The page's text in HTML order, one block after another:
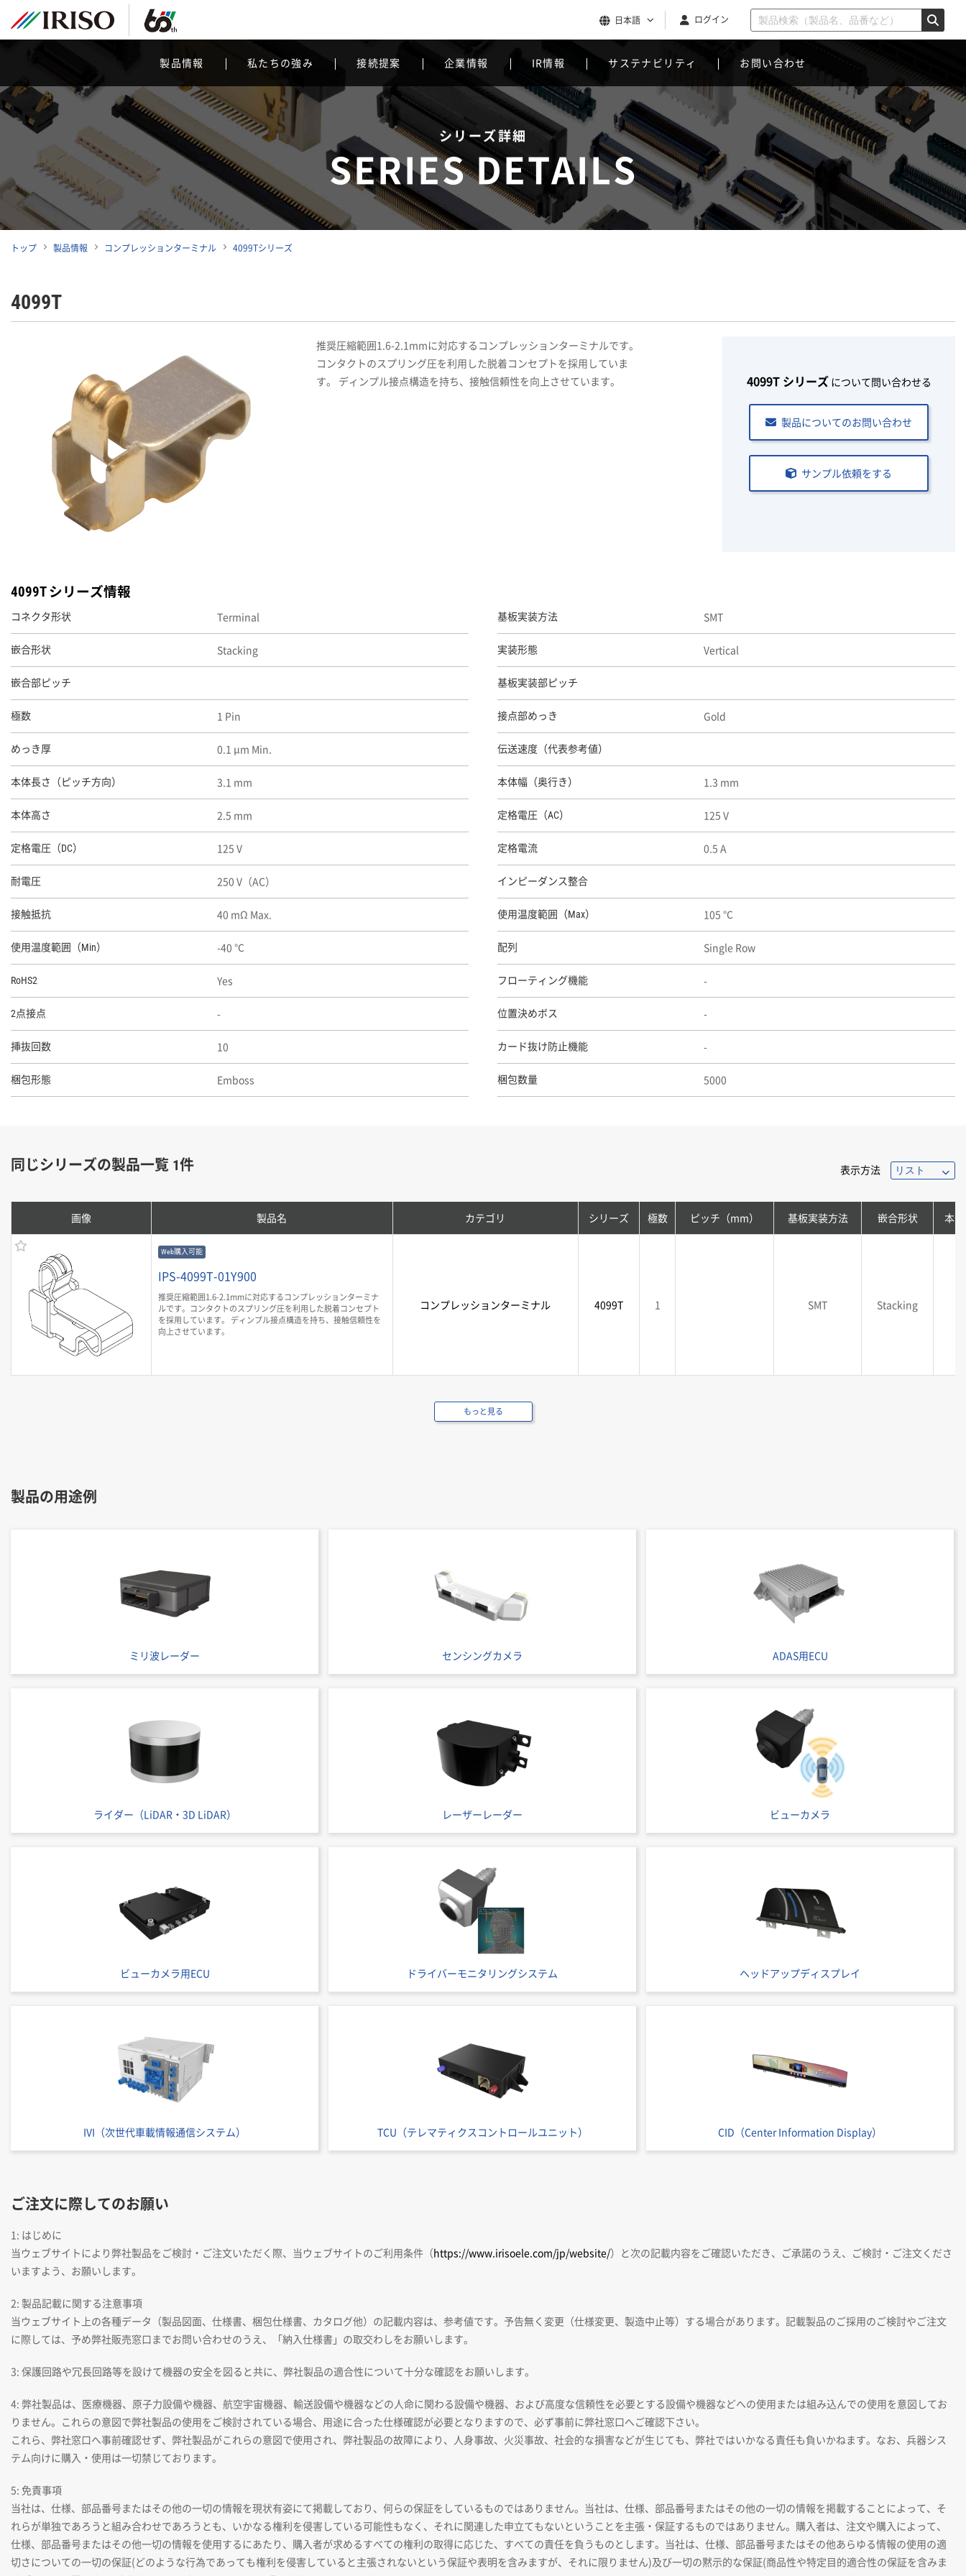
日本語 ログイン
製品情報 私たちの強み 接続提案 企業情報 IR情報 サステナビリティ お問い合わせ
シリーズ詳細
SERIES DETAILS
トップ 製品情報 コンプレッションターミナル 4099Tシリーズ
4099T
推奨圧縮範囲1.6-2.1mmに対応するコンプレッションターミナルです。
コンタクトのスプリング圧を利用した脱着コンセプトを採用していま
す。 ディンプル接点構造を持ち、接触信頼性を向上させています。
4099T シリーズについて問い合わせる
製品についてのお問い合わせ
サンプル依頼をする
4099T シリーズ情報
コネクタ形状 Terminal 基板実装方法 SMT
嵌合形状 Stacking 実装形態 Vertical
嵌合部ピッチ 基板実装部ピッチ
極数 1 Pin 接点部めっき Gold
めっき厚 0.1 μm Min. 伝送速度（代表参考値）
本体長さ（ピッチ方向） 3.1 mm 本体幅（奥行き） 1.3 mm
本体高さ 2.5 mm 定格電圧（AC） 125 V
定格電圧（DC） 125 V 定格電流 0.5 A
耐電圧 250 V（AC） インピーダンス整合
接触抵抗 40 mΩ Max. 使用温度範囲（Max） 105 ℃
使用温度範囲（Min） -40 ℃ 配列 Single Row
RoHS2 Yes フローティング機能 -
2点接点 - 位置決めボス -
挿抜回数 10 カード抜け防止機能 -
梱包形態 Emboss 梱包数量 5000
同じシリーズの製品一覧 1件 表示方法
画像 製品名 カテゴリ シリーズ 極数 ピッチ（mm） 基板実装方法 嵌合形状 本
Web購入可能
IPS-4099T-01Y900
推奨圧縮範囲1.6-2.1mmに対応するコンプレッションターミナ
ルです。コンタクトのスプリング圧を利用した脱着コンセプト
を採用しています。 ディンプル接点構造を持ち、接触信頼性を
向上させています。
コンプレッションターミナル 4099T 1 SMT Stacking
もっと見る
製品の用途例
ミリ波レーダー センシングカメラ ADAS用ECU
ライダー（LiDAR・3D LiDAR） レーザーレーダー ビューカメラ
ビューカメラ用ECU ドライバーモニタリングシステム ヘッドアップディスプレイ
IVI（次世代車載情報通信システム） TCU（テレマティクスコントロールユニット） CID（Center Information Display）
ご注文に際してのお願い
1: はじめに
当ウェブサイトにより弊社製品をご検討・ご注文いただく際、当ウェブサイトのご利用条件（https://www.irisoele.com/jp/website/）と次の記載内容をご確認いただき、ご承諾のうえ、ご検討・ご注文くださ
いますよう、お願いします。
2: 製品記載に関する注意事項
当ウェブサイト上の各種データ（製品図面、仕様書、梱包仕様書、カタログ他）の記載内容は、参考値です。予告無く変更（仕様変更、製造中止等）する場合があります。記載製品のご採用のご検討やご注文
に際しては、予め弊社販売窓口までお問い合わせのうえ、「納入仕様書」の取交わしをお願いします。
3: 保護回路や冗長回路等を設けて機器の安全を図ると共に、弊社製品の適合性について十分な確認をお願いします。
4: 弊社製品は、医療機器、原子力設備や機器、航空宇宙機器、輸送設備や機器などの人命に関わる設備や機器、および高度な信頼性を必要とする設備や機器などへの使用または組み込んでの使用を意図してお
りません。これらの意図で弊社製品の使用をご検討されている場合、用途に合った仕様確認が必要となりますので、必ず事前に弊社窓口へご確認下さい。
これら、弊社窓口へ事前確認せず、弊社製品がこれらの意図で使用され、弊社製品の故障により、人身事故、火災事故、社会的な損害などが生じても、弊社ではいかなる責任も負いかねます。なお、兵器シス
テム向けに購入・使用は一切禁じております。
5: 免責事項
当社は、仕様、部品番号またはその他の一切の情報を現状有姿にて掲載しており、何らの保証をしているものではありません。当社は、仕様、部品番号またはその他の一切の情報を掲載することによって、そ
れらが単独であろうと組み合わせであろうとも、いかなる権利を侵害している可能性もなく、それに関連した申立てもないということを主張・保証するものではありません。購入者は、注文や購入によって、
仕様、部品番号またはその他一切の情報を使用するにあたり、購入者が求めるすべての権利の取得に応じた、すべての責任を負うものとします。当社は、仕様、部品番号またはその他あらゆる情報の使用の適
切さについての一切の保証(どのような行為であっても権利を侵害していると主張されないという保証や表明を含みますが、それに限りません)及び一切の黙示的な保証(商品性や特定目的適合性の保証を含みま